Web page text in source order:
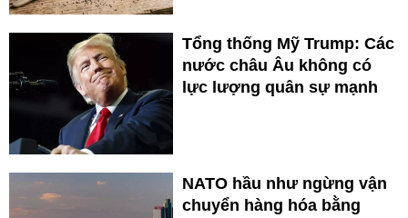
Tổng thống Mỹ Trump: Các
nước châu Âu không có
lực lượng quân sự mạnh
NATO hầu như ngừng vận
chuyển hàng hóa bằng